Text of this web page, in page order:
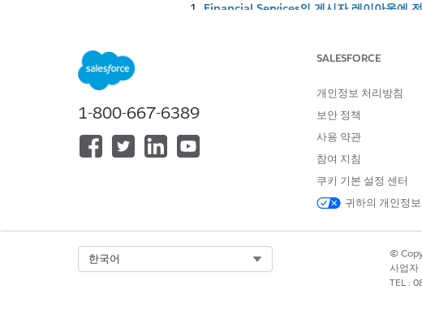
Financial Services의 게시자 레이아웃에
Financial Services의 계정 연락처 관계 페
이 기사를 통해 문제를 해결했습니까?
개선을 위한 의견을 보내주세요.
1-800-667-6389
SALESFORCE
개인정보 처리방침
보안 정책
사용 약관
참여 지침
쿠키 기본 설정 센터
귀하의 개인정
한국어
©
사업
TEL :